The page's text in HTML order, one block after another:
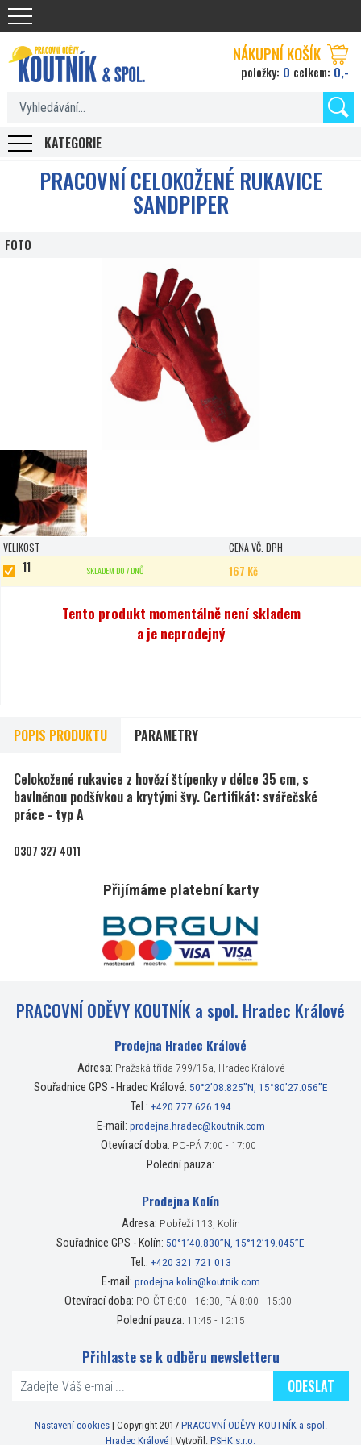
Koutnik.com
PRACOVNÍ CELOKOŽENÉ RUKAVICE
SANDPIPER
FOTO
VELIKOST CENA VČ. DPH
11 SKLADEM DO 7 DNŮ 167 Kč
Tento produkt momentálně není skladem
a je neprodejný
POPIS PRODUKTU PARAMETRY
Celokožené rukavice z hovězí štípenky v délce 35 cm, s
bavlněnou podšívkou a krytými švy. Certifikát: svářečské
práce - typ A
0307 327 4011
KATEGORIE
Přijímáme platební karty
NÁKUPNÍ KOŠÍK
položky: 0 celkem: 0,-
PRACOVNÍ ODĚVY KOUTNÍK a spol. Hradec Králové
Prodejna Hradec Králové
Adresa: Pražská třída 799/15a, Hradec Králové
Souřadnice GPS - Hradec Králové: 50°2’08.825”N, 15°80’27.056”E
Tel.: +420 777 626 194
E-mail: prodejna.hradec@koutnik.com
Otevírací doba: PO-PÁ 7:00 - 17:00
Polední pauza:
Prodejna Kolín
Adresa: Pobřeží 113, Kolín
Souřadnice GPS - Kolín: 50°1’40.830”N, 15°12’19.045”E
Tel.: +420 321 721 013
E-mail: prodejna.kolin@koutnik.com
Otevírací doba: PO-ČT 8:00 - 16:30, PÁ 8:00 - 15:30
Polední pauza: 11:45 - 12:15
Přihlaste se k odběru newsletteru
ODESLAT
Nastavení cookies| Copyright 2017 PRACOVNÍ ODĚVY KOUTNÍK a spol.
Hradec Králové | Vytvořil: PSHK s.r.o.